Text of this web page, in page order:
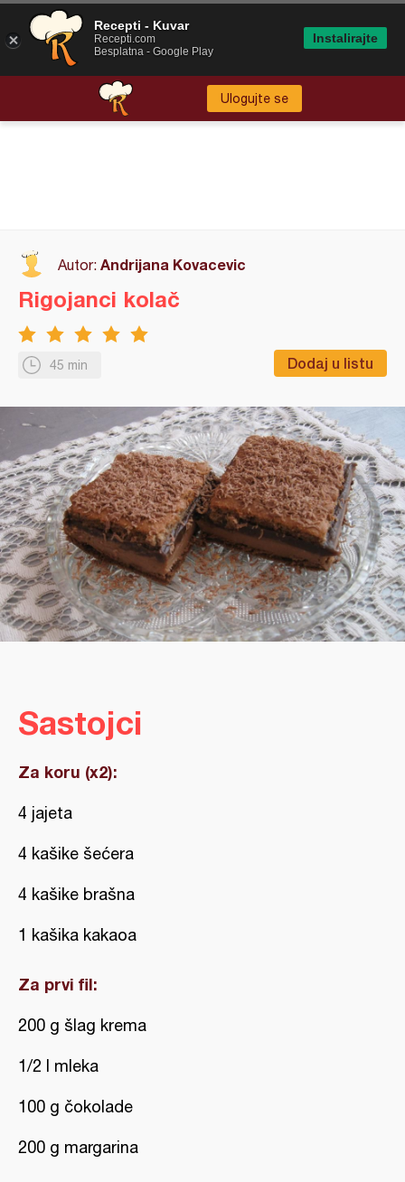
Ulogujte se
Autor: Andrijana Kovacevic
45 min Dodaj u listu
Rigojanci kolač
Sastojci
Za koru (x2):
4 jajeta
4 kašike šećera
4 kašike brašna
1 kašika kakaoa
Za prvi fil:
200 g šlag krema
1/2 l mleka
100 g čokolade
200 g margarina
Recepti - Kuvar
Recepti.com
Besplatna - Google Play
Instalirajte